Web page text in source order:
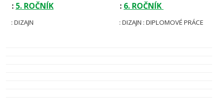
: 5. ROČNÍK
: DIZAJN
: 6. ROČNÍK
: DIZAJN : DIPLOMOVÉ PRÁCE